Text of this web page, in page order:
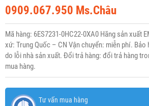
0909.067.950 Ms.Châu
Mã hàng: 6ES7231-0HC22-0XA0 Hãng sản xuất
xứ: Trung Quốc – CN Vận chuyển: miễn phí. Bảo
do lỗi nhà sản xuất. Đổi trả hàng: đổi trả hàng
mua hàng.
Tư vấn mua hàng